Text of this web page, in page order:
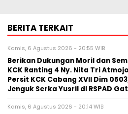
BERITA TERKAIT
Kamis, 6 Agustus 2026 - 20:55 WIB
Berikan Dukungan Moril dan
KCK Ranting 4 Ny. Nita Tri
Persit KCK Cabang XVII Dim
Jenguk Serka Yusril di RSPAD
Kamis, 6 Agustus 2026 - 20:14 WIB